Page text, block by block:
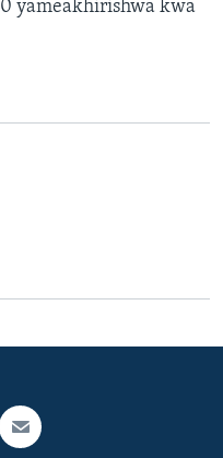
yameakhirishwa kwa